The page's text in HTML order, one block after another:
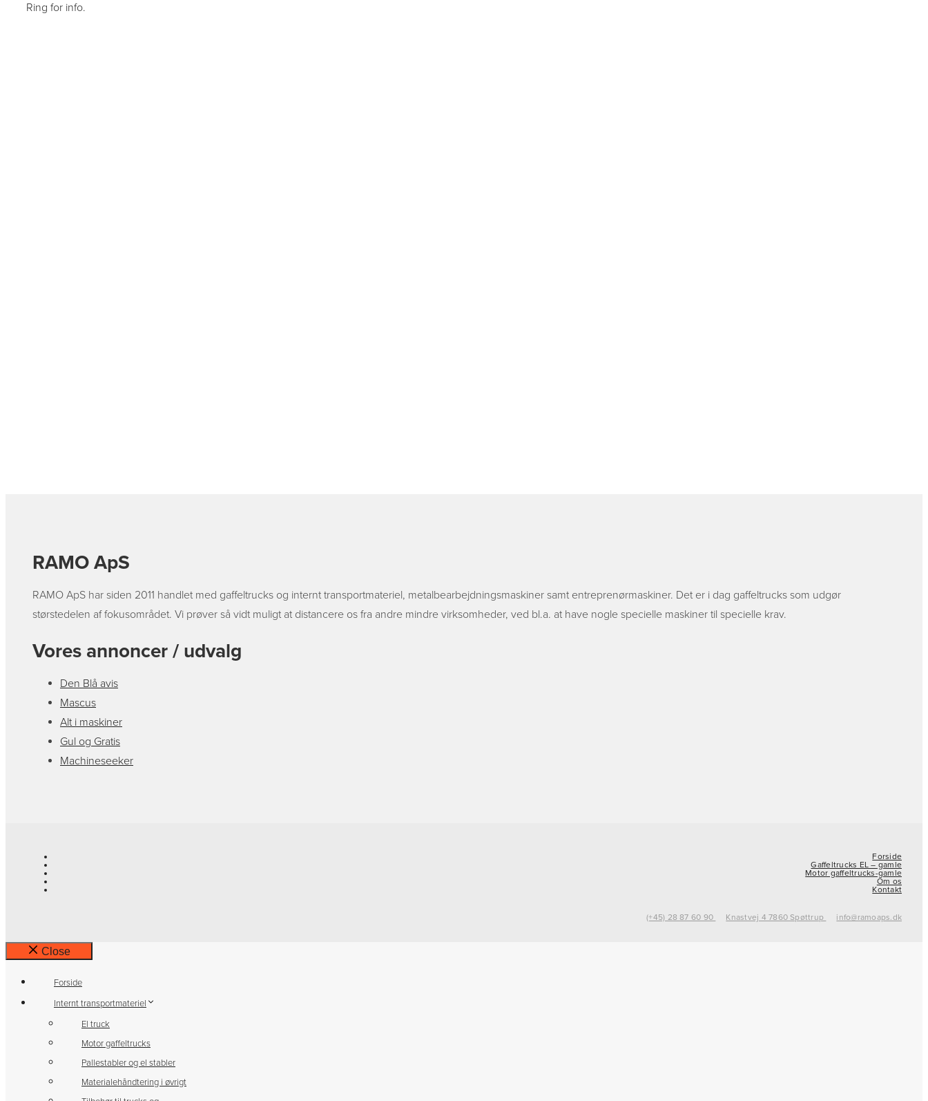
Ring for info.
RAMO ApS
RAMO ApS har siden 2011 handlet med gaffeltrucks og internt transportmateriel, metalbearbejdningsmaskiner samt entreprenørmaskiner. Det er i dag gaffeltrucks som udgør
størstedelen af fokusområdet. Vi prøver så vidt muligt at distancere os fra andre mindre virksomheder, ved bl.a. at have nogle specielle maskiner til specielle krav.
Vores annoncer / udvalg
Den Blå avis
Mascus
Alt i maskiner
Gul og Gratis
Machineseeker
Forside
Gaffeltrucks EL – gamle
Motor gaffeltrucks-gamle
Om os
Kontakt
(+45) 28 87 60 90 Knastvej 4 7860 Spøttrup info@ramoaps.dk
Close
Forside
Internt transportmateriel
El truck
Motor gaffeltrucks
Pallestabler og el stabler
Materialehåndtering i øvrigt